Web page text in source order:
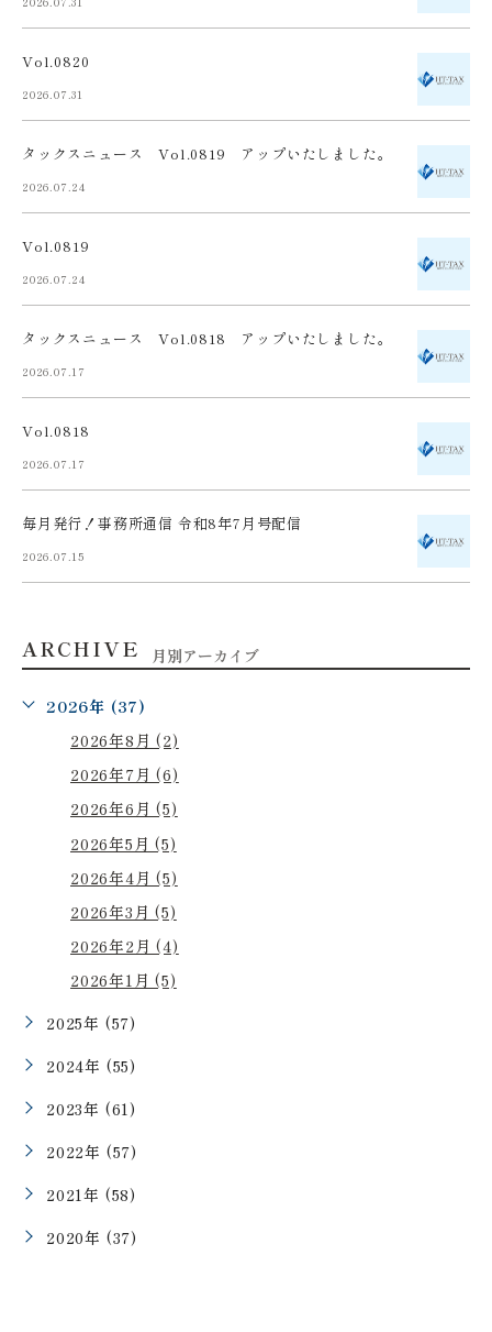
Vol.0820
2026.07.31
タックスニュース Vol.0819 アップいたしました。
2026.07.24
Vol.0819
2026.07.24
タックスニュース Vol.0818 アップいたしました。
2026.07.17
Vol.0818
2026.07.17
毎月発行！事務所通信 令和8年7月号配信
2026.07.15
ARCHIVE 月別アーカイブ
2026年 (37)
2026年8月 (2)
2026年7月 (6)
2026年6月 (5)
2026年5月 (5)
2026年4月 (5)
2026年3月 (5)
2026年2月 (4)
2026年1月 (5)
2025年 (57)
2024年 (55)
2023年 (61)
2022年 (57)
2021年 (58)
2020年 (37)